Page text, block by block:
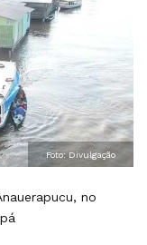
Foto: Divulgação
no